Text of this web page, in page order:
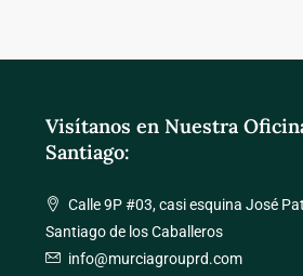
Visítanos en Nuestra
Santiago:
Calle 9P #03, casi esquina José
Santiago de los Caballeros
info@murciagrouprd.com